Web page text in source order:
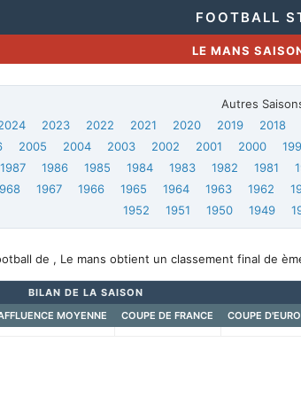
FOOTBALL
LE MANS
Autres
2023 2022 2021 2020 2019 2018
2005 2004 2003 2002 2001 2000
1987 1986 1985 1984 1983 1982 1981
1967 1966 1965 1964 1963 1962
1952
1951 1950 1949
de , Le mans obtient un classement final de
BILAN DE LA SAISON
MOYENNE COUPE DE FRANCE COUPE